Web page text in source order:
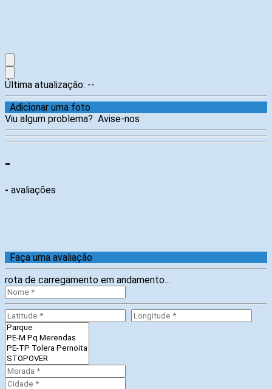
Última atualização: --
Adicionar uma foto
Viu algum problema? Avise-nos
-
- avaliações
Faça uma avaliação
rota de carregamento em andamento...